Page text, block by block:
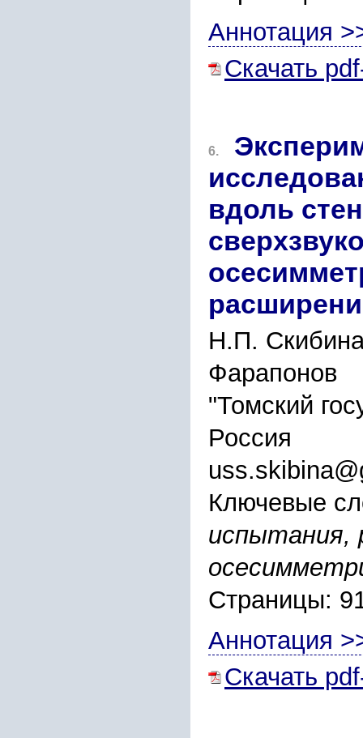
Аннотация
Скачать
6.
вдоль
Н.П.
Фарапонов
"Томский
Россия
Ключевые
испытания,
Страницы:
Аннотация
Скачать